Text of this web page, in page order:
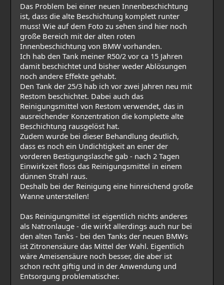
Das Problem bei einer neuen Innenbeschichtung
ist, dass die alte Beschichtung komplett runter
muss! Wie auf dem Foto zu sehen sind hier noch
große Bereich mit der alten roten
Innenbeschichtung von BMW vorhanden.
Ich hab den Tank meiner R50/2 vor ca 15 Jahren
damit beschichtet und bisher weder Ablösungen
noch andere Effekte gehabt.
Den Tank der 25/3 hab ich vor zwei Jahren neu mit
Restom beschichtet. Dabei auch das
Reinigungsmittel von Restom verwendet, das in
ausreichender Konzentration die komplette alte
Beschichtung rausgelöst hat.
Zudem wurde bei dieser Behandlung deutlich,
dass es noch ein Undichtigkeit an einer der
vorderen Bestigungslasche gab - nach 2 Tagen
Einwirkzeit floss das Reinigungsmittel in einem
dünnen Strahl raus.
Deshalb bei der Reinigung eine hinreichend große
Wanne unterstellen!
Das Reinigungmittel ist eigentlich nichts anderes
als Natronlauge - die wirkt allerdings auch nur bei
den alten Tanks - bei den Tanks der neuen BMWs
ist Zitronensäure das Mittel der Wahl. Eigentlich
wäre Ameisensäure noch besser, die aber ist
schon recht giftig und in der Anwendung und
Entsorgung problematischer.